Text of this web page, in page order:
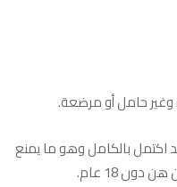
وغير حامل أو مرضعة.
اكتمل بالكامل وهو ما يمنع
دون 18 عام.